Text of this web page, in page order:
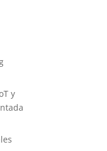
y